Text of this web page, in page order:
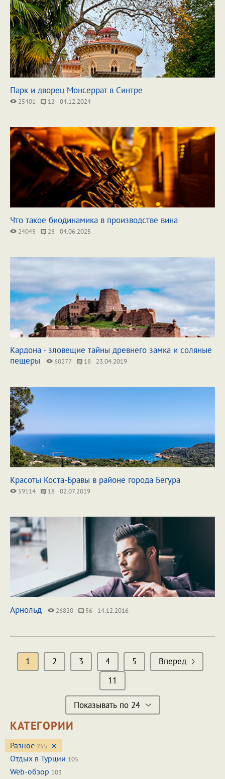
Парк и дворец Монсеррат в Синтре
25401 12 04.12.2024
Что такое биодинамика в производстве вина
24045 28 04.06.2025
Кардона - зловещие тайны древнего замка и соляные
пещеры
60277 18 23.04.2019
Красоты Коста-Бравы в районе города Бегура
59114 18 02.07.2019
Арнольд 26820 56 14.12.2016
1 2 3 4 5
Вперед
11
Показывать по 24
КАТЕГОРИИ
Разное 255
Отдых в Турции 105
Web-обзор 103